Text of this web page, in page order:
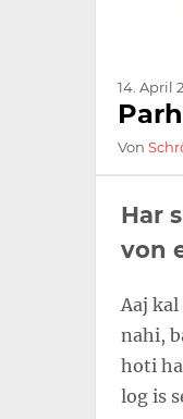
14. April
Von
Har
von
Aaj
nahi,
hoti
log is